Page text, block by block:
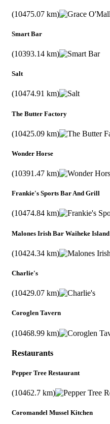
(10475.07 km)
Smart Bar
(10393.14 km)
Salt
(10474.91 km)
The Butter Factory
(10425.09 km)
Wonder Horse
(10391.47 km)
Frankie's Sports Bar And Grill
(10474.84 km)
Malones Irish Bar Waiheke Island
(10424.34 km)
Charlie's
(10429.07 km)
Coroglen Tavern
(10468.99 km)
Restaurants
Pepper Tree Restaurant
(10462.7 km)
Coromandel Mussel Kitchen